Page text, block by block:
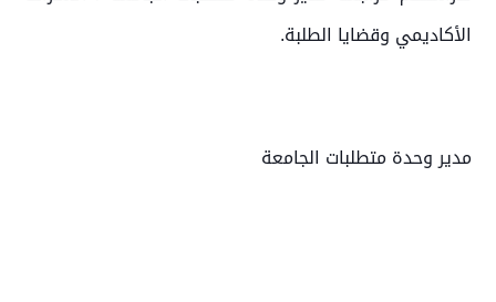
الأكاديمي وقضايا الطلبة.
مدير وحدة متطلبات الجامعة